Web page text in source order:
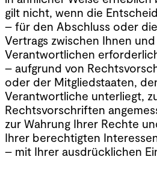
gilt nicht, wenn die
– für den Abschluss oder
Vertrags zwischen Ihnen
Verantwortlichen
– aufgrund von
oder der Mitgliedstaaten,
Verantwortliche unterliegt,
Rechtsvorschriften
zur Wahrung Ihrer Rechte
Ihrer berechtigten
– mit Ihrer ausdrücklichen